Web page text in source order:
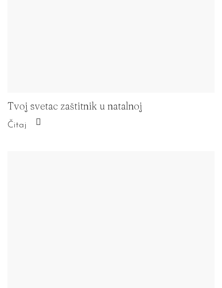
Tvoj svetac zaštitnik u natalnoj
Čitaj